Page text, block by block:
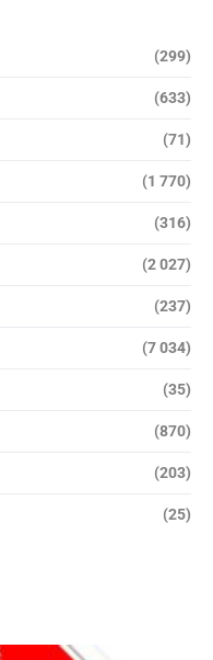
(299)
(633)
(71)
(1 770)
(316)
(2 027)
(237)
(7 034)
(35)
(870)
(203)
(25)